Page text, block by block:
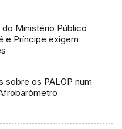
Ministério Público
e Príncipe exigem
sobre os PALOP num